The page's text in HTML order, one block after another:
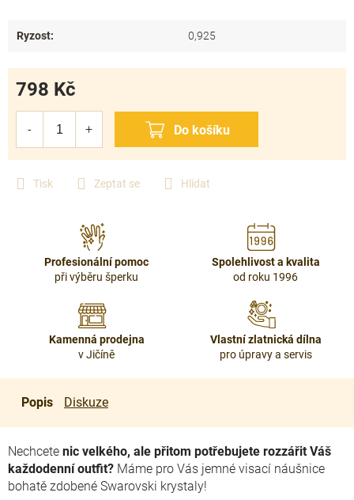
Tisk Zeptat se Hlídat
798 Kč
Ryzost: 0,925
Profesionální pomoc
při výběru šperku
Spolehlivost a kvalita
od roku 1996
Kamenná prodejna
v Jičíně
Vlastní zlatnická dílna
pro úpravy a servis
Popis Diskuze
Nechcete nic velkého, ale přitom potřebujete rozzářit Váš
každodenní outfit? Máme pro Vás jemné visací náušnice
bohatě zdobené Swarovski krystaly!